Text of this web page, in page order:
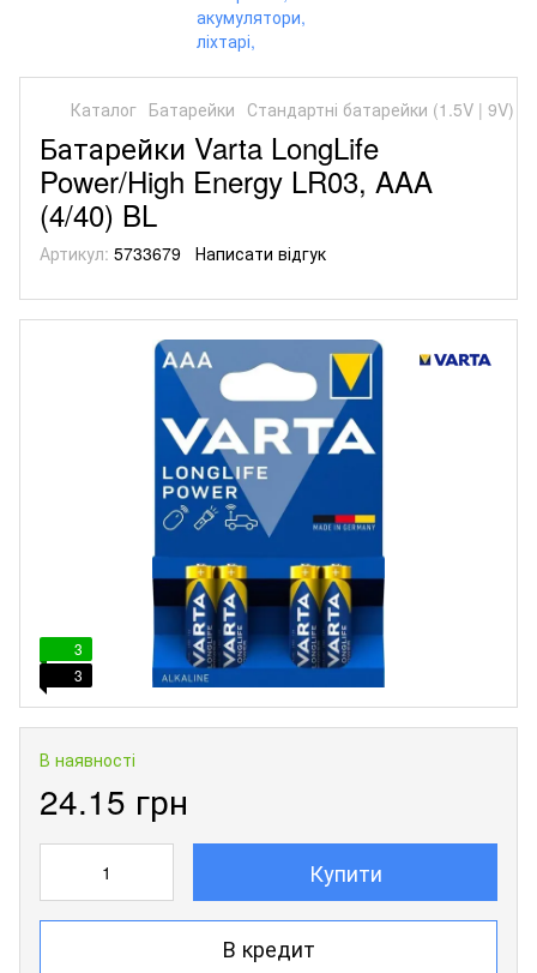
Каталог Батарейки Стандартні батарейки (1.5V | 9V)
Батарейки Varta LongLife
Power/High Energy LR03, AAA
(4/40) BL
Артикул: 5733679 Написати відгук
3
3
В наявності
24.15 грн
Купити
В кредит